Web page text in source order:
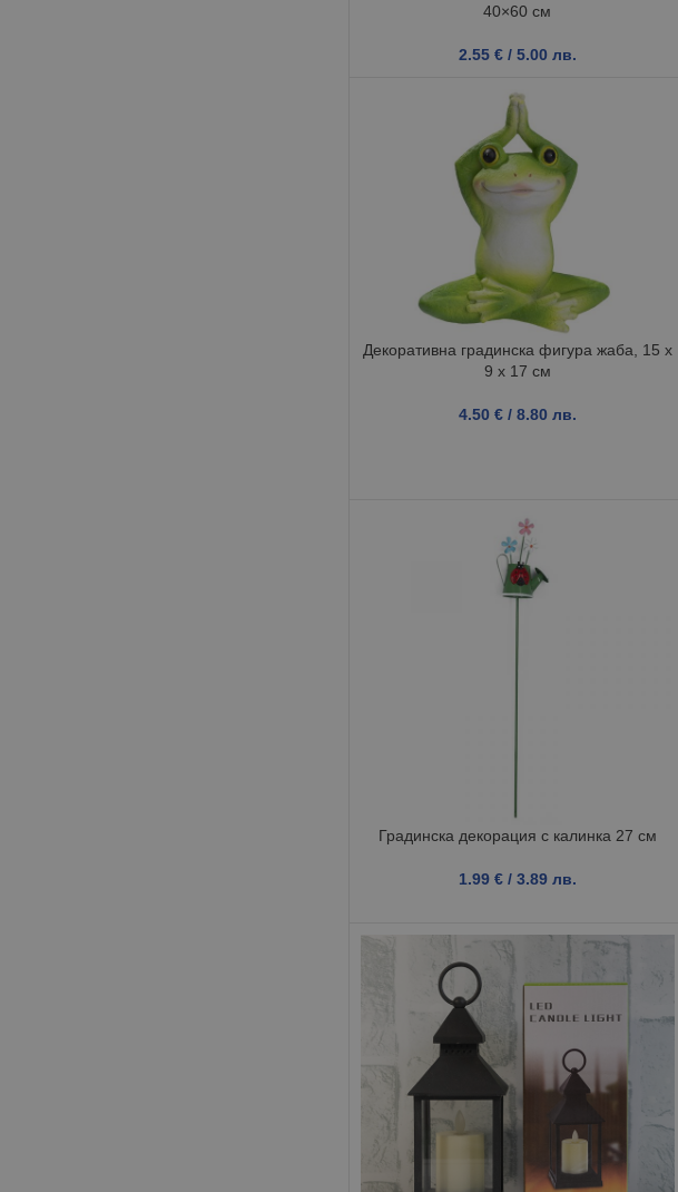
40×60 см
2.55 € / 5.00 лв.
Декоративна градинска фигура жаба, 15 x
9 x 17 см
4.50 € / 8.80 лв.
Градинска декорация с калинка 27 см
1.99 € / 3.89 лв.